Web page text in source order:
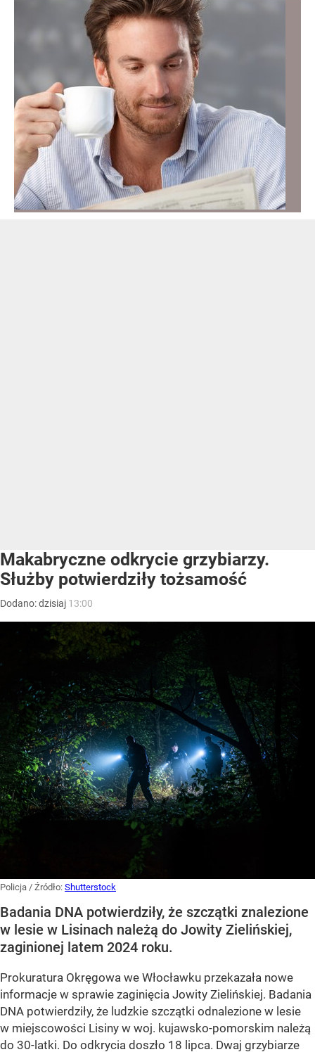
Makabryczne odkrycie grzybiarzy.
Służby potwierdziły tożsamość
Dodano:dzisiaj 13:00
Policja / Źródło: Shutterstock
Badania DNA potwierdziły, że szczątki znalezione
w lesie w Lisinach należą do Jowity Zielińskiej,
zaginionej latem 2024 roku.
Prokuratura Okręgowa we Włocławku przekazała nowe
informacje w sprawie zaginięcia Jowity Zielińskiej. Badania
DNA potwierdziły, że ludzkie szczątki odnalezione w lesie
w miejscowości Lisiny w woj. kujawsko-pomorskim należą
do 30-latki. Do odkrycia doszło 18 lipca. Dwaj grzybiarze